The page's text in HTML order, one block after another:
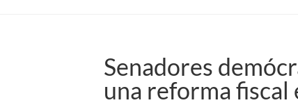
Senadores
una reforma fiscal